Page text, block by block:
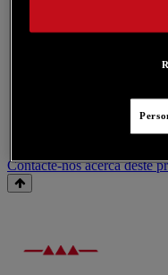
Contacte-nos acerca deste